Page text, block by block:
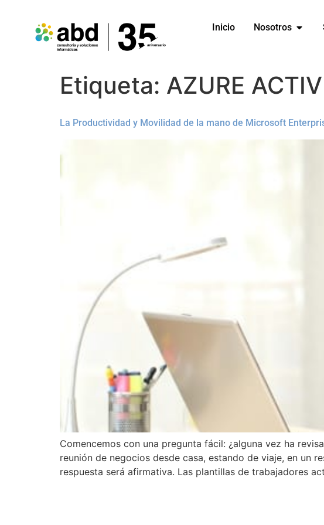
Inicio Nosotros
Etiqueta: AZURE
La Productividad y Movilidad de la mano de Microsoft
Comencemos con una pregunta fácil: ¿alguna vez ha
reunión de negocios desde casa, estando de viaje, en un
respuesta será afirmativa. Las plantillas de trabajadores